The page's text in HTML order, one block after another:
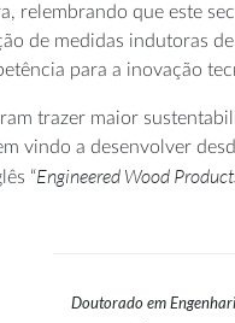
relembrando que este
de medidas indutoras
para a inovação
trazer maior
vindo a desenvolver
“Engineered Wood
Doutorado em